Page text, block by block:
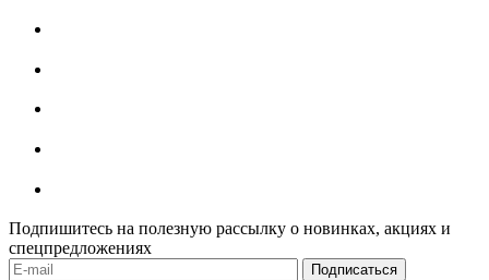
Подпишитесь на полезную рассылку о новинках, акциях и
спецпредложениях